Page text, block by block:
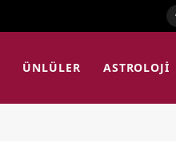
ÜNLÜLER ASTROLOJI